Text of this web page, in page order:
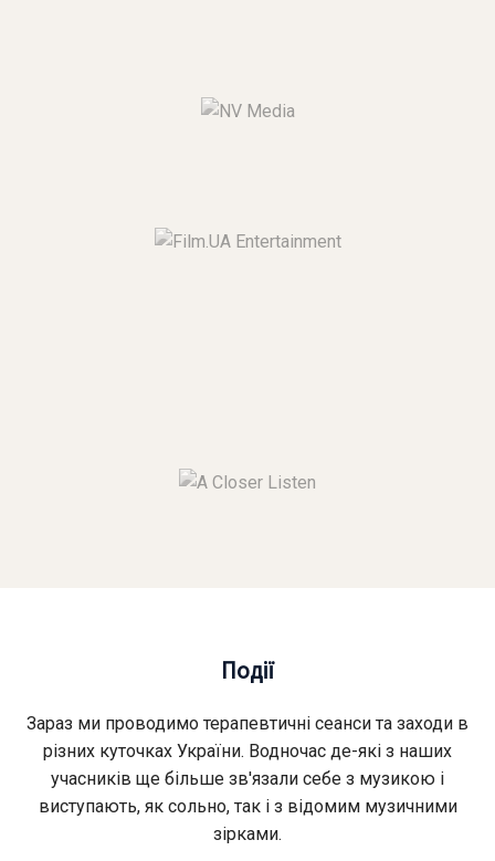
Події
Зараз ми проводимо терапевтичні сеанси та заходи в
різних куточках України. Водночас де-які з наших
учасників ще більше зв'язали себе з музикою і
виступають, як сольно, так і з відомим музичними
зірками.